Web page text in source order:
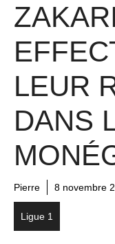
LEUR
DANS
Pierre 8 novembre
Ligue 1